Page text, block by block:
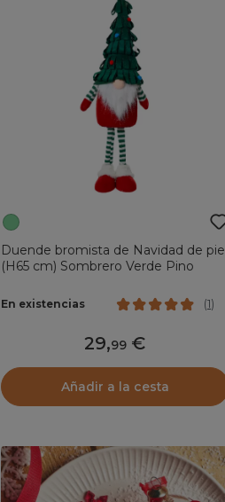
Duende bromista de Navidad de pie
(H65 cm) Sombrero Verde Pino
En existencias (1)
29,99
Añadir a la cesta